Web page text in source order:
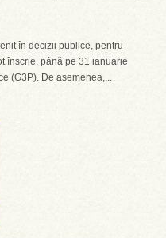
în decizii publice, pentru
înscrie, până pe 31 ianuarie
(G3P). De asemenea,...